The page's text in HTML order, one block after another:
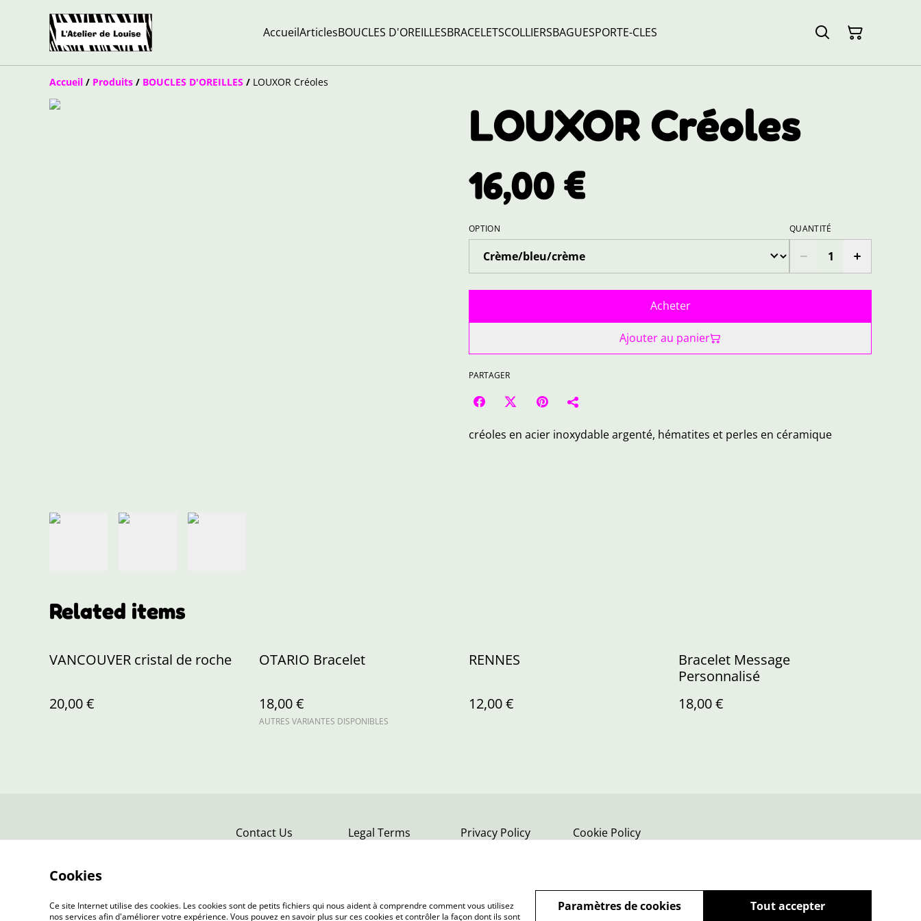
AccueilArticlesBOUCLES D'OREILLESBRACELETSCOLLIERSBAGUESPORTE-CLES
Accueil / Produits / BOUCLES D'OREILLES / LOUXOR Créoles
LOUXOR Créoles
16,00 €
OPTION QUANTITÉ
Acheter
Ajouter au panier
PARTAGER
créoles en acier inoxydable argenté, hématites et perles en céramique
Related items
VANCOUVER cristal de roche
20,00 €
OTARIO Bracelet
18,00 €
AUTRES VARIANTES DISPONIBLES
RENNES
12,00 €
Bracelet Message
Personnalisé
18,00 €
Contact Us Legal Terms Privacy Policy Cookie Policy
Cookies
Ce site Internet utilise des cookies. Les cookies sont de petits fichiers qui nous aident à comprendre comment vous utilisez
nos services afin d'améliorer votre expérience. Vous pouvez en savoir plus sur ces cookies et contrôler la façon dont ils sont
Tout accepter
Paramètres de cookies